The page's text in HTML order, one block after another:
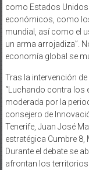
como Estados
económicos, como
mundial, así como el
un arma arrojadiza”.
economía global se
Tras la intervención
“Luchando contra los
moderada por la
consejero de
Tenerife, Juan José
estratégica Cumbre 8,
Durante el debate se
afrontan los